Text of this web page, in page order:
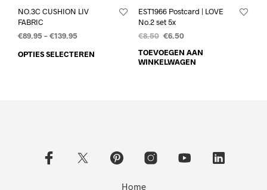
NO.3C CUSHION LIV
FABRIC
€89.95–€139.95
OPTIES SELECTEREN
EST1966 Postcard | LOVE
No.2 set 5x
€8.50 €6.50
TOEVOEGEN AAN
WINKELWAGEN
Home